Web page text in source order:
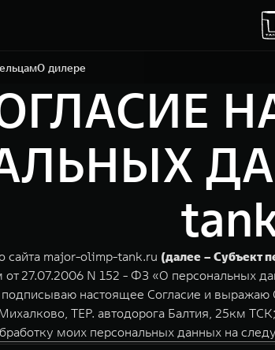
О дилере
А
сайта major-olimp-tank.ru (далее – Субъект
27.07.2006 N 152 - ФЗ «О персональных
настоящее Согласие и
ТЕР. автодорога Балтия, 25км
моих персональных данных на